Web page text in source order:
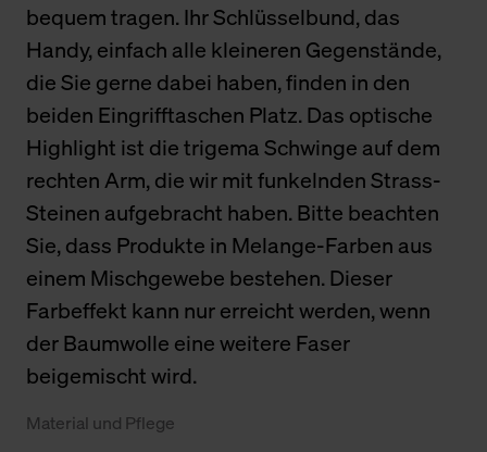
bequem tragen. Ihr Schlüsselbund, das
Handy, einfach alle kleineren Gegenstände,
die Sie gerne dabei haben, finden in den
beiden Eingrifftaschen Platz. Das optische
Highlight ist die trigema Schwinge auf dem
rechten Arm, die wir mit funkelnden Strass-
Steinen aufgebracht haben. Bitte beachten
Sie, dass Produkte in Melange-Farben aus
einem Mischgewebe bestehen. Dieser
Farbeffekt kann nur erreicht werden, wenn
der Baumwolle eine weitere Faser
beigemischt wird.
Material und Pflege